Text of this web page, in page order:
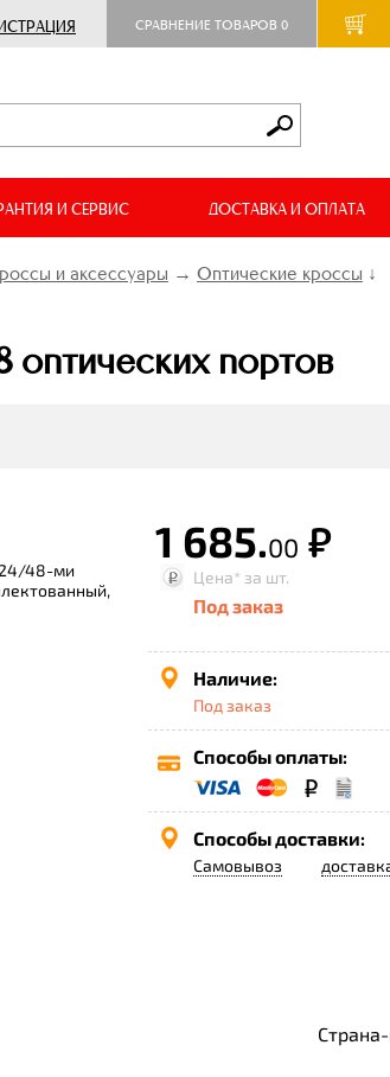
СРАВНЕНИЕ ТОВАРОВ 0
И СЕРВИС ДОСТАВКА И ОПЛАТА
и аксессуары → Оптические кроссы ↓
оптических портов
24/48-ми
1 685.00 р.
Цена* за шт.
Под заказ
Наличие:
Под заказ
Способы оплаты:
Способы доставки:
Самовывоз